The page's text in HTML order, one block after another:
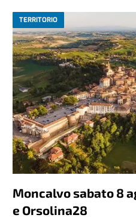
TERRITORIO
Moncalvo sabato 8
e Orsolina28